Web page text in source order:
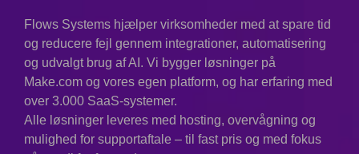
Flows Systems hjælper virksomheder med at spare tid
og reducere fejl gennem integrationer, automatisering
og udvalgt brug af AI. Vi bygger løsninger på
Make.com og vores egen platform, og har erfaring med
over 3.000 SaaS-systemer.
Alle løsninger leveres med hosting, overvågning og
mulighed for supportaftale – til fast pris og med fokus